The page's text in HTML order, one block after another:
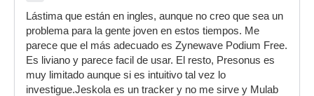
Lástima que están en ingles, aunque no creo que sea un
problema para la gente joven en estos tiempos. Me
parece que el más adecuado es Zynewave Podium Free.
Es liviano y parece facil de usar. El resto, Presonus es
muy limitado aunque si es intuitivo tal vez lo
investigue.Jeskola es un tracker y no me sirve y Mulab